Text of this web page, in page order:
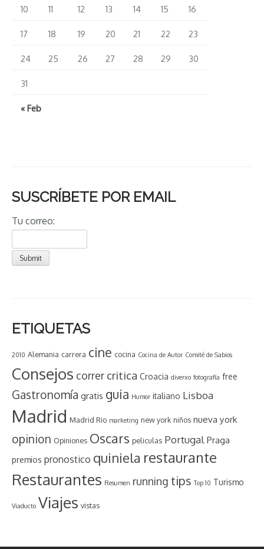
« Feb
10 11 12 13 14 15 16
17 18 19 20 21 22 23
24 25 26 27 28 29 30
31
SUSCRÍBETE POR EMAIL
Tu correo:
ETIQUETAS
2010 Alemania carrera cine cocina Cocina de Autor Comité de Sabios
Consejos correr critica Croacia diverxo fotografía free
Gastronomía gratis guia Humor italiano Lisboa
Madrid Madrid Rio marketing new york niños nueva york
opinion Opiniones Oscars peliculas Portugal Praga
premios pronostico quiniela restaurante
Restaurantes Resumen running tips Top 10 Turismo
Viaducto Viajes vistas